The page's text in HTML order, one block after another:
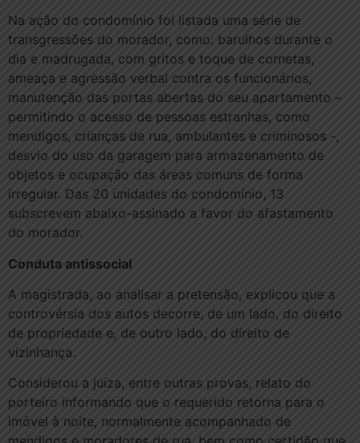
Na ação do condomínio foi listada uma série de
transgressões do morador, como: barulhos durante o
dia e madrugada, com gritos e toque de cornetas,
ameaça e agressão verbal contra os funcionários,
manutenção das portas abertas do seu apartamento –
permitindo o acesso de pessoas estranhas, como
mendigos, crianças de rua, ambulantes e criminosos -,
desvio do uso da garagem para armazenamento de
objetos e ocupação das áreas comuns de forma
irregular. Das 20 unidades do condomínio, 13
subscrevem abaixo-assinado a favor do afastamento
do morador.
Conduta antissocial
A magistrada, ao analisar a pretensão, explicou que a
controvérsia dos autos decorre, de um lado, do direito
de propriedade e, de outro lado, do direito de
vizinhança.
Considerou a juíza, entre outras provas, relato do
porteiro informando que o requerido retorna para o
imóvel à noite, normalmente acompanhado de